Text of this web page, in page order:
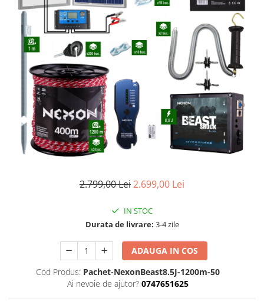
Izolatori cu filet metric
Izolatori pentru colț
Izolatori pentru poartǎ
Izolatori Speciali
Izolatori pentru sistem T-POST
Pachete Gard electric
Gard electric pentru Animale
sălbatice
Gard Electric pentru Bovine, Oi,
Mistreti
Pachete cu Impulsator + Panou +
Accesorii gard Electric
Alimentator Gard Electric
Cabluri Auxiliare
2.799,00 Lei2.699,00 Lei
IN STOC
Durata de livrare: 3-4 zile
ADAUGA IN COS
Cod Produs: Pachet-NexonBeast8.5J-1200m-50
Ai nevoie de ajutor? 0747651625